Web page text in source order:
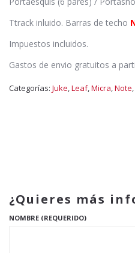
Ttrack inluido. Barras de techo
Impuestos incluidos.
Gastos de envio gratuitos a
Categorías: Juke,Leaf,Micra,Note,
¿Quieres más
NOMBRE (REQUERIDO)